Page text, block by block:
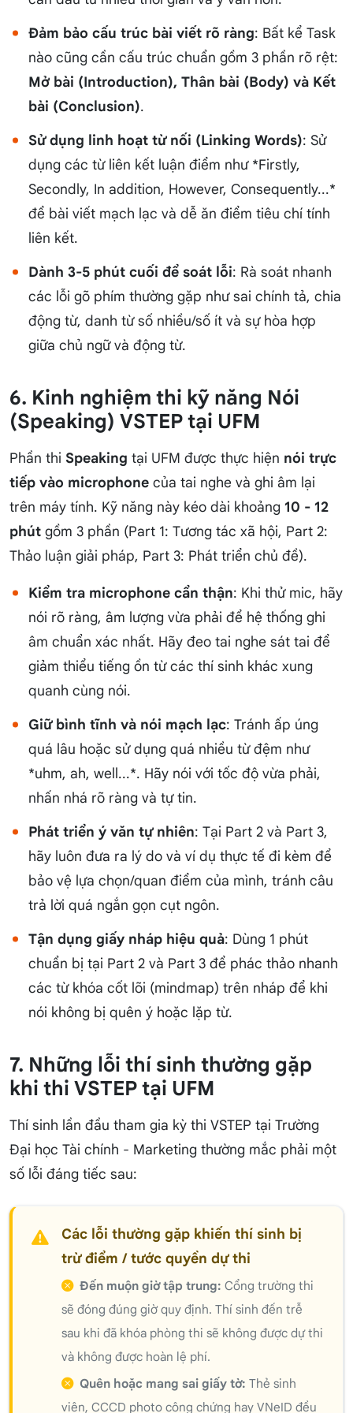
Đảm bảo cấu trúc bài viết rõ ràng: Bất kể Task
nào cũng cần cấu trúc chuẩn gồm 3 phần rõ rệt:
Mở bài (Introduction), Thân bài (Body) và Kết
bài (Conclusion).
Sử dụng linh hoạt từ nối (Linking Words): Sử
dụng các từ liên kết luận điểm như *Firstly,
Secondly, In addition, However, Consequently...*
để bài viết mạch lạc và dễ ăn điểm tiêu chí tính
liên kết.
Dành 3-5 phút cuối để soát lỗi: Rà soát nhanh
các lỗi gõ phím thường gặp như sai chính tả, chia
động từ, danh từ số nhiều/số ít và sự hòa hợp
giữa chủ ngữ và động từ.
6. Kinh nghiệm thi kỹ năng Nói
(Speaking) VSTEP tại UFM
Phần thi Speaking tại UFM được thực hiện nói trực
tiếp vào microphone của tai nghe và ghi âm lại
trên máy tính. Kỹ năng này kéo dài khoảng 10 - 12
phút gồm 3 phần (Part 1: Tương tác xã hội, Part 2:
Thảo luận giải pháp, Part 3: Phát triển chủ đề).
Kiểm tra microphone cẩn thận: Khi thử mic, hãy
nói rõ ràng, âm lượng vừa phải để hệ thống ghi
âm chuẩn xác nhất. Hãy đeo tai nghe sát tai để
giảm thiểu tiếng ồn từ các thí sinh khác xung
quanh cùng nói.
Giữ bình tĩnh và nói mạch lạc: Tránh ấp úng
quá lâu hoặc sử dụng quá nhiều từ đệm như
*uhm, ah, well...*. Hãy nói với tốc độ vừa phải,
nhấn nhá rõ ràng và tự tin.
Phát triển ý văn tự nhiên: Tại Part 2 và Part 3,
hãy luôn đưa ra lý do và ví dụ thực tế đi kèm để
bảo vệ lựa chọn/quan điểm của mình, tránh câu
trả lời quá ngắn gọn cụt ngôn.
Tận dụng giấy nháp hiệu quả: Dùng 1 phút
chuẩn bị tại Part 2 và Part 3 để phác thảo nhanh
các từ khóa cốt lõi (mindmap) trên nháp để khi
nói không bị quên ý hoặc lặp từ.
7. Những lỗi thí sinh thường gặp
khi thi VSTEP tại UFM
Thí sinh lần đầu tham gia kỳ thi VSTEP tại Trường
Đại học Tài chính - Marketing thường mắc phải một
số lỗi đáng tiếc sau:
Các lỗi thường gặp khiến thí sinh bị
trừ điểm / tước quyền dự thi
Đến muộn giờ tập trung: Cổng trường thi
sẽ đóng đúng giờ quy định. Thí sinh đến trễ
sau khi đã khóa phòng thi sẽ không được dự thi
và không được hoàn lệ phí.
Quên hoặc mang sai giấy tờ: Thẻ sinh
viên, CCCD photo công chứng hay VNeID đều